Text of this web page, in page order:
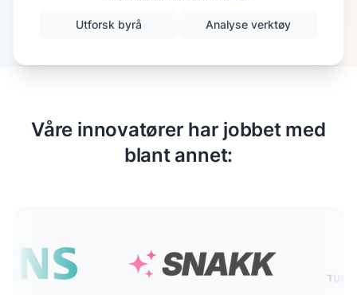
Utforsk byrå Analyse verktøy
Våre innovatører har jobbet med
blant annet: